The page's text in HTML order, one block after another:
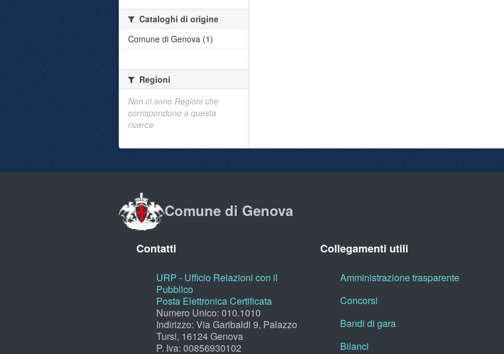
Cataloghi di origine
Comune di Genova (1)
Regioni
Non ci sono Regioni che
corrispondono a questa
ricerca
Comune di Genova
Contatti
URP - Ufficio Relazioni con il
Pubblico
Posta Elettronica Certificata
Numero Unico: 010.1010
Indirizzo: Via Garibaldi 9, Palazzo
Tursi, 16124 Genova
P. Iva: 00856930102
Collegamenti utili
Amministrazione trasparente
Concorsi
Bandi di gara
Bilanci